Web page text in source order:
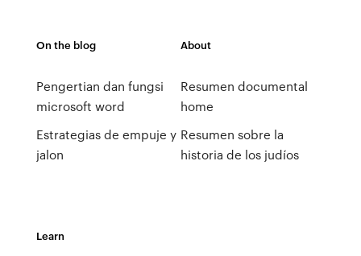
On the blog
Pengertian dan fungsi
microsoft word
Estrategias de empuje y
jalon
About
Resumen documental
home
Resumen sobre la
historia de los judíos
Learn